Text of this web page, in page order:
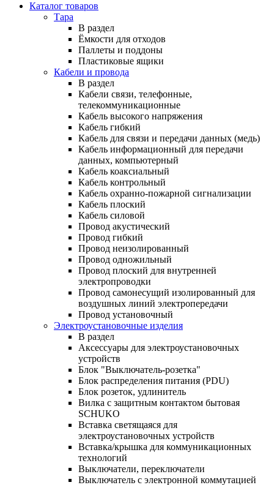
Каталог товаров
Тара
В раздел
Ёмкости для отходов
Паллеты и поддоны
Пластиковые ящики
Кабели и провода
В раздел
Кабели связи, телефонные,
телекоммуникационные
Кабель высокого напряжения
Кабель гибкий
Кабель для связи и передачи данных (медь)
Кабель информационный для передачи
данных, компьютерный
Кабель коаксиальный
Кабель контрольный
Кабель охранно-пожарной сигнализации
Кабель плоский
Кабель силовой
Провод акустический
Провод гибкий
Провод неизолированный
Провод одножильный
Провод плоский для внутренней
электропроводки
Провод самонесущий изолированный для
воздушных линий электропередачи
Провод установочный
Электроустановочные изделия
В раздел
Аксессуары для электроустановочных
устройств
Блок "Выключатель-розетка"
Блок распределения питания (PDU)
Блок розеток, удлинитель
Вилка с защитным контактом бытовая
SCHUKO
Вставка светящаяся для
электроустановочных устройств
Вставка/крышка для коммуникационных
технологий
Выключатели, переключатели
Выключатель с электронной коммутацией